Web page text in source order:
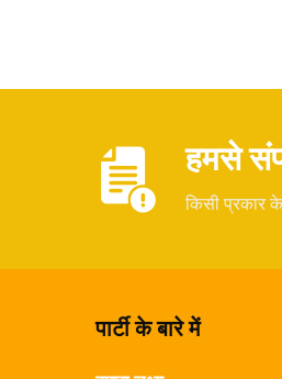
हमसे
किसी प्रकार
पार्टी के बारे में